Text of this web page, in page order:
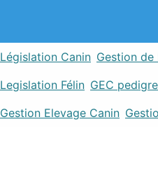
Législation Canin Gestion de
Legislation Félin GEC
Gestion Elevage Canin